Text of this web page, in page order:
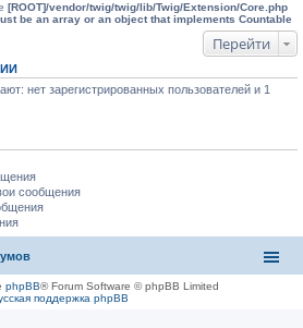
[ROOT]/vendor/twig/twig/lib/Twig/Extension/Core.php
be an array or an object that implements Countable
Перейти
нет зарегистрированных пользователей и 1
сообщения
phpBB® Forum Software © phpBB Limited
поддержка phpBB